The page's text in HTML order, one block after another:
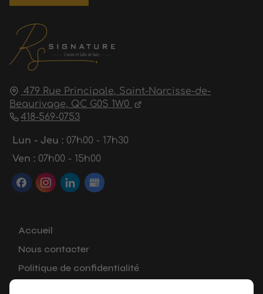
479 Rue Principale, Saint-Narcisse-de-
Beaurivage, QC G0S 1W0
418-569-0753
Lun - Jeu : 07h00 - 17h30
Ven : 07h00 - 15h00
Accueil
Nous contacter
Politique de confidentialité